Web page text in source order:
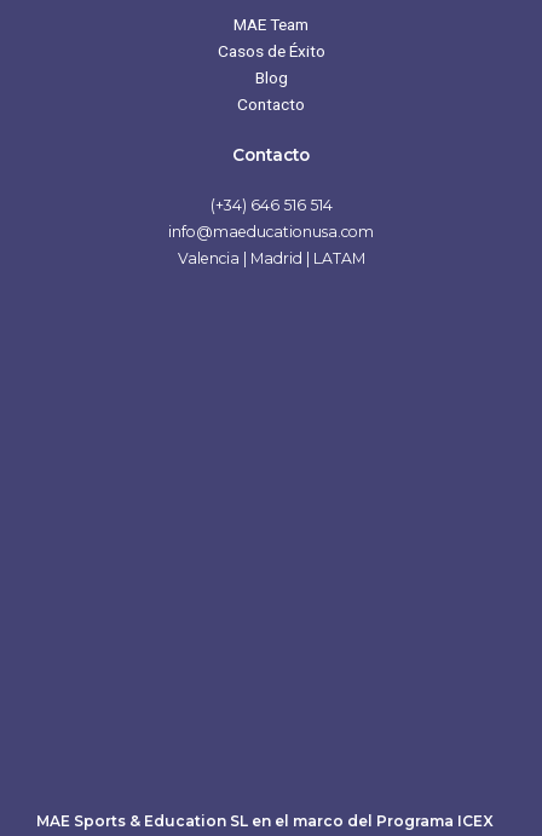
MAE Team
Casos de Éxito
Blog
Contacto
Contacto
(+34) 646 516 514
info@maeducationusa.com
Valencia | Madrid | LATAM
MAE Sports & Education SL en el marco del Programa ICEX